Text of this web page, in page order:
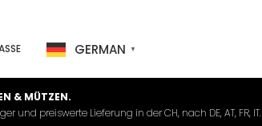
GERMAN ▼
& MÜTZEN.
preiswerte Lieferung in der CH, nach DE, AT, FR, IT.